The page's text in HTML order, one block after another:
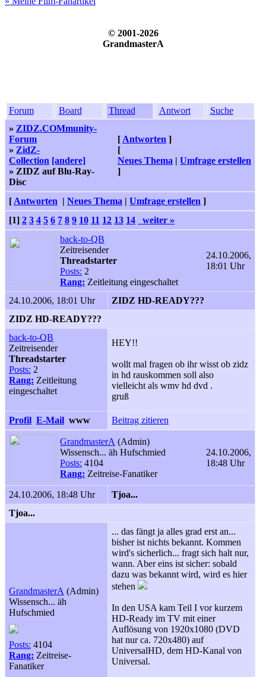
© 2001-2026
GrandmasterA
Forum Board Thread Antwort
Suche
» ZIDZ.COMmunity-
Forum
» ZidZ-
Collection [andere]
» ZIDZ auf Blu-Ray-
Disc
[ Antworten ]
[
Neues Thema | Umfrage erstellen
]
[ Antworten | Neues Thema | Umfrage erstellen ]
[1] 2 3 4 5 6 7 8 9 10 11 12 13 14
weiter »
back-to-QB
Zeitreisender
Threadstarter
Posts: 2
Rang: Zeitleitung eingeschaltet
24.10.2006,
18:01 Uhr
24.10.2006, 18:01 Uhr
ZIDZ HD-READY???
ZIDZ HD-READY???
back-to-QB
Zeitreisender
Threadstarter
Posts: 2
Rang: Zeitleitung
eingeschaltet
HEY!!
wollt mal fragen ob ihr wisst ob zidz
in hd rauskommen soll also
vielleicht als wmv hd dvd .
gruß
Profil E-Mail www Beitrag zitieren
GrandmasterA (Admin)
Wissensch... äh Hufschmied
Posts: 4104
Rang: Zeitreise-Fanatiker
24.10.2006,
18:48 Uhr
24.10.2006, 18:48 Uhr
Tjoa...
Tjoa...
GrandmasterA (Admin)
Wissensch... äh
Hufschmied
Posts: 4104
Rang: Zeitreise-
Fanatiker
... das fängt ja alles grad erst an...
bisher ist nichts bekannt. Kommen
wird's sicherlich... fragt sich halt nur,
wann. Aber eins ist sicher: sobald
dazu was bekannt wird, wird es hier
stehen
In den USA kam Teil I vor kurzem
HD-Ready im TV mit einer
Auflösung von 1920x1080 (DVD
hat nur ca. 720x480) auf
UniversalHD, dem HD-Kanal von
Universal.